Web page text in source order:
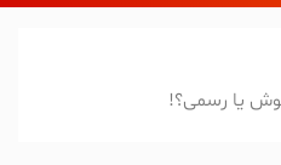
یا رسمی؟!